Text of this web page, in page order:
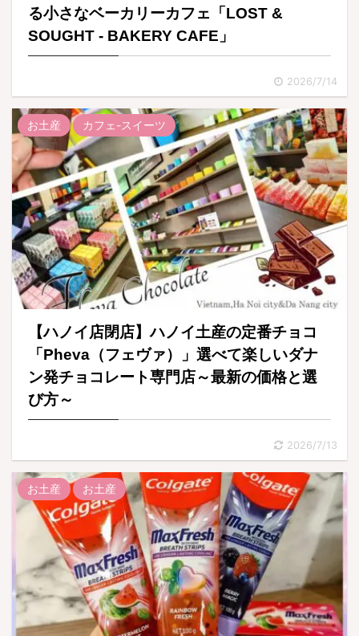
る小さなベーカリーカフェ「LOST &
SOUGHT - BAKERY CAFE」
2026/7/14
お土産 カフェ-スイーツ
【ハノイ店閉店】ハノイ土産の定番チョコ
「Pheva（フェヴァ）」選べて楽しいダナ
ン発チョコレート専門店～最新の価格と選
び方～
2026/7/13
お土産 お土産